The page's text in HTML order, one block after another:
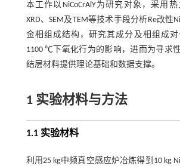
本工作以NiCoCrAlY为研究对象，采用热
XRD、SEM及TEM等技术手段分析Re改性
金相组成结构，研究其成分及相组成
1100 ℃下氧化行为的影响，进而为寻求
结层材料提供理论基础和数据支撑。
1 实验材料与方法
1.1 实验材料
利用25 kg中频真空感应炉冶炼得到10 kg